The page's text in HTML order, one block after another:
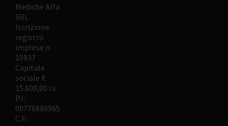
Mediche Alfa
SRL
Iscrizione
registro
imprese n.
15937
Capitale
sociale €
15.600,00 i.v.
P.I.:
00776880965
C.F.: